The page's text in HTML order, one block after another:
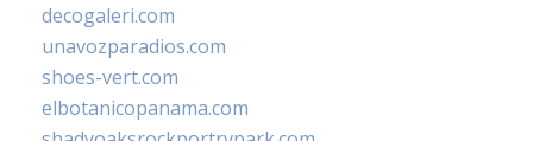
decogaleri.com
unavozparadios.com
shoes-vert.com
elbotanicopanama.com